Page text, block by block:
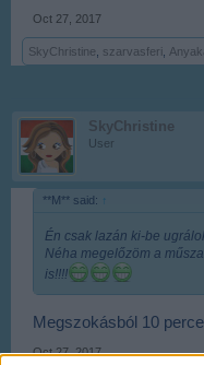
Oct 27, 2017
SkyChristine szarvasferi
SkyChristine
User
**M** said: ↑
Én csak lazán ki-be
Néha megelőzöm a
is!!!!
Megszokásból 10
Oct 27, 2017